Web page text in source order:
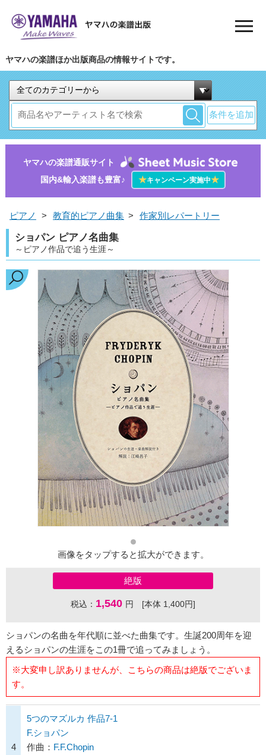
ヤマハの楽譜ほか出版商品の情報サイトです。
条件を追加
ヤマハの楽譜通販サイト
国内&輸入楽譜も豊富♪
★キャンペーン実施中★
ピアノ > 教育的ピアノ曲集 > 作家別レパートリー
ショパン ピアノ名曲集
～ピアノ作品で追う生涯～
画像をタップすると拡大ができます。
絶版
税込： 1,540 円 [本体 1,400円]
ショパンの名曲を年代順に並べた曲集です。生誕200周年を迎
えるショパンの生涯をこの1冊で追ってみましょう。
※大変申し訳ありませんが、こちらの商品は絶版でございま
す。
4
5つのマズルカ 作品7-1
F.ショパン
作曲： F.F.Chopin